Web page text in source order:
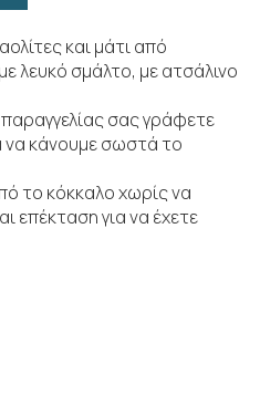
και μάτι από
λευκό σμάλτο, με ατσάλινο
σας γράφετε
να κάνουμε σωστά το
το κόκκαλο χωρίς να
επέκταση για να έχετε